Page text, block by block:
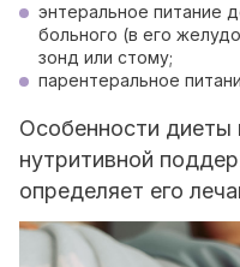
энтеральное питание
больного (в его
зонд или стому;
парентеральное
Особенности диеты
нутритивной
определяет его